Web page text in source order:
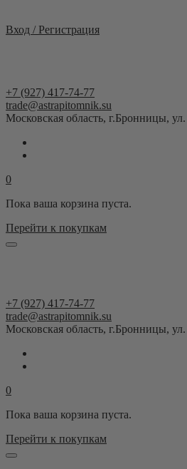
Вход / Регистрация
+7 (927) 417-74-77
trade@astrapitomnik.su
Московская область, г.Бронницы,
0
Пока ваша корзина пуста.
Перейти к покупкам
+7 (927) 417-74-77
trade@astrapitomnik.su
Московская область, г.Бронницы,
0
Пока ваша корзина пуста.
Перейти к покупкам